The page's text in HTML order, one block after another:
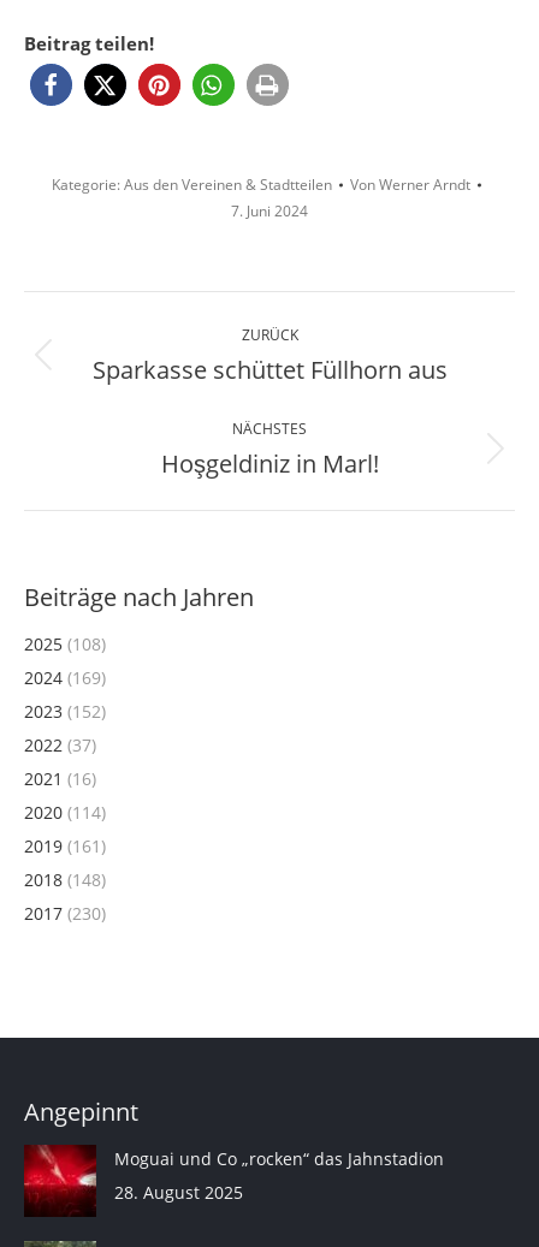
Beitrag teilen!
Kategorie:Aus den Vereinen & Stadtteilen VonWerner Arndt
7. Juni 2024
Kommentarnavigation
ZURÜCK
Vorheriger
Sparkasse schüttet Füllhorn aus
NÄCHSTES
Nächster
Hoşgeldiniz in Marl!
Beiträge nach Jahren
2025 (108)
2024 (169)
2023 (152)
2022 (37)
2021 (16)
2020 (114)
2019 (161)
2018 (148)
2017 (230)
Angepinnt
Moguai und Co „rocken“ das Jahnstadion
28. August 2025